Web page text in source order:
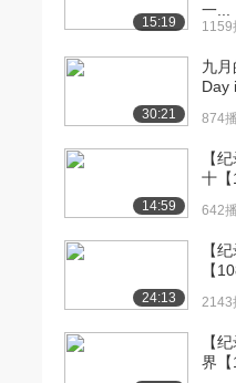
古建筑 第3季（...
古建筑 第3季（...
古建筑 第3季（...
[20] 【纪录片】层层透视
古建筑 第3季（...
15:19
一...
1159
30:21
九
Day
874
14:59
【
十【
642
24:13
【
【
2143
【
界【